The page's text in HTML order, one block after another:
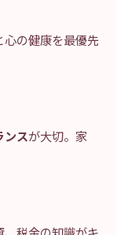
心の健康を最優先
ンスが大切。家